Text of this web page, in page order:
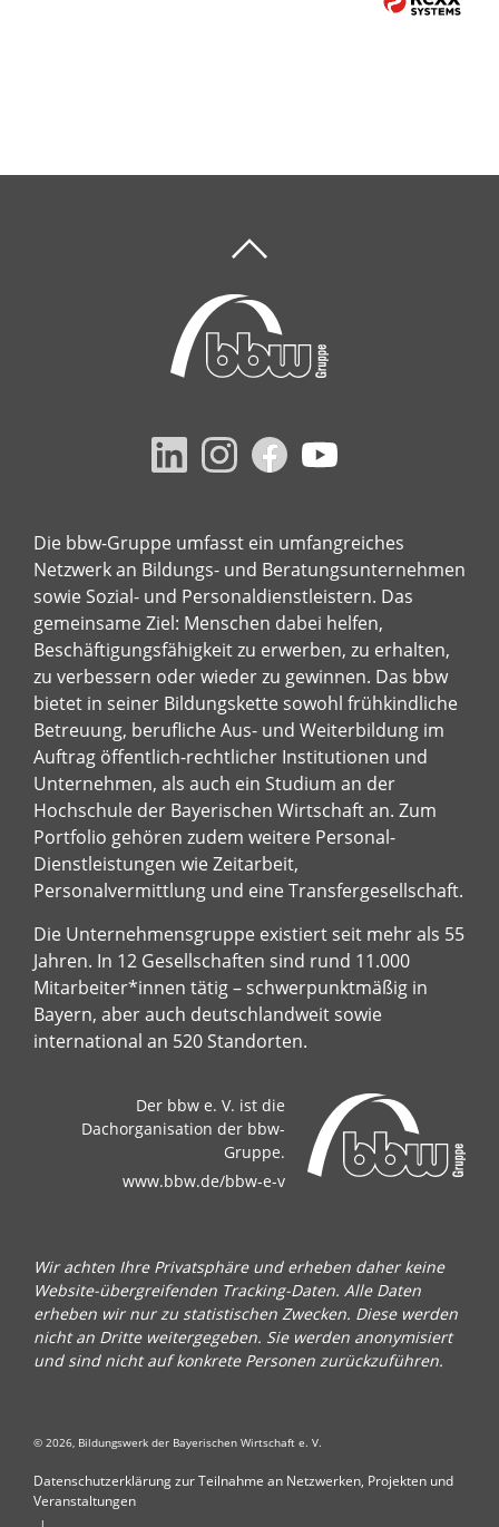
Die bbw-Gruppe umfasst ein umfangreiches
Netzwerk an Bildungs- und Beratungsunternehmen
sowie Sozial- und Personaldienstleistern. Das
gemeinsame Ziel: Menschen dabei helfen,
Beschäftigungsfähigkeit zu erwerben, zu erhalten,
zu verbessern oder wieder zu gewinnen. Das bbw
bietet in seiner Bildungskette sowohl frühkindliche
Betreuung, berufliche Aus- und Weiterbildung im
Auftrag öffentlich-rechtlicher Institutionen und
Unternehmen, als auch ein Studium an der
Hochschule der Bayerischen Wirtschaft an. Zum
Portfolio gehören zudem weitere Personal-
Dienstleistungen wie Zeitarbeit,
Personalvermittlung und eine Transfergesellschaft.
Die Unternehmensgruppe existiert seit mehr als 55
Jahren. In 12 Gesellschaften sind rund 11.000
Mitarbeiter*innen tätig – schwerpunktmäßig in
Bayern, aber auch deutschlandweit sowie
international an 520 Standorten.
Der bbw e. V. ist die
Dachorganisation der bbw-
Gruppe.
www.bbw.de/bbw-e-v
Wir achten Ihre Privatsphäre und erheben daher keine
Website-übergreifenden Tracking-Daten. Alle Daten
erheben wir nur zu statistischen Zwecken. Diese werden
nicht an Dritte weitergegeben. Sie werden anonymisiert
und sind nicht auf konkrete Personen zurückzuführen.
© 2026, Bildungswerk der Bayerischen Wirtschaft e. V.
Datenschutzerklärung zur Teilnahme an Netzwerken, Projekten und
Veranstaltungen